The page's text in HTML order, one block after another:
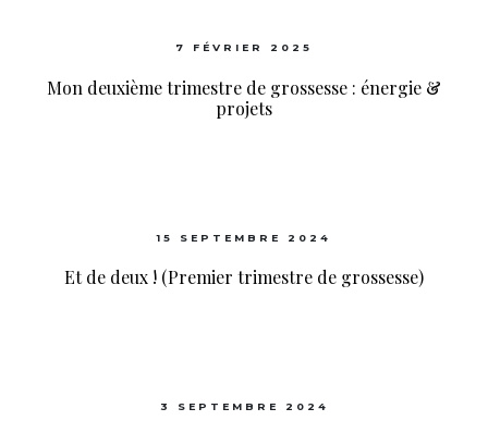
7 FÉVRIER 2025
Mon deuxième trimestre de grossesse : énergie &
projets
15 SEPTEMBRE 2024
Et de deux ! (Premier trimestre de grossesse)
3 SEPTEMBRE 2024